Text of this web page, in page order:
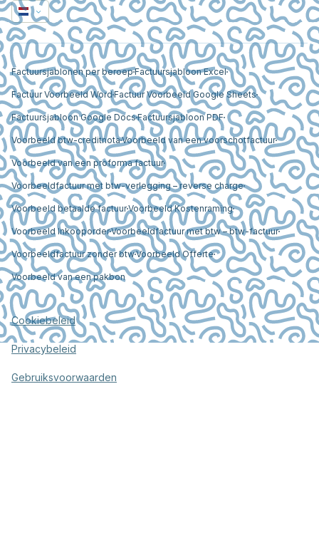
Factuursjablonen per beroepFactuursjabloon Excel
Factuur Voorbeeld Word Factuur Voorbeeld Google Sheets
Factuursjabloon Google DocsFactuursjabloon PDF
Voorbeeld btw-creditnotaVoorbeeld van een voorschotfactuur
Voorbeeld van een proforma factuur
Voorbeeldfactuur met btw-verlegging – reverse charge
Voorbeeld betaalde factuurVoorbeeld Kostenraming
Voorbeeld InkooporderVoorbeeldfactuur met btw – btw-factuur
Voorbeeldfactuur zonder btwVoorbeeld Offerte
Voorbeeld van een pakbon
Cookiebeleid
Privacybeleid
Gebruiksvoorwaarden